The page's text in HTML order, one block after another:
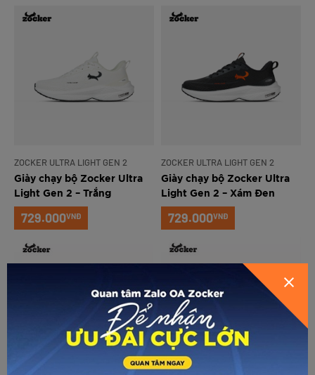
ZOCKER ULTRA LIGHT GEN 2
Giày chạy bộ Zocker Ultra
Light Gen 2 – Trắng
729.000VNĐ
ZOCKER ULTRA LIGHT GEN 2
Giày chạy bộ Zocker Ultra
Light Gen 2 – Xám Đen
729.000VNĐ
GỬI THÔNG TIN ĐỂ ZOCKER TƯ